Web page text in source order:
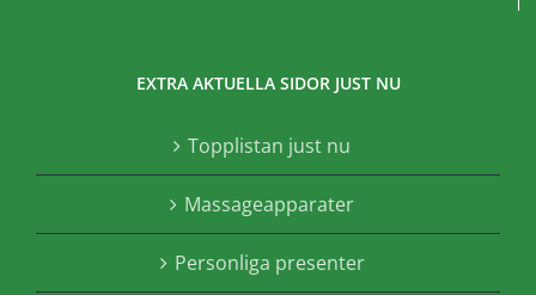
EXTRA AKTUELLA SIDOR JUST NU
Topplistan just nu
Massageapparater
Personliga presenter